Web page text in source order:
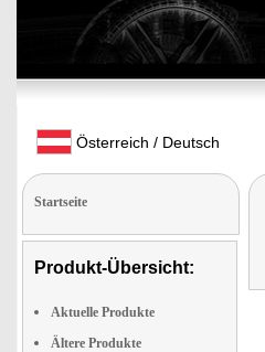
Österreich / Deutsch
Startseite
Produkt-Übersicht:
Aktuelle Produkte
Ältere Produkte